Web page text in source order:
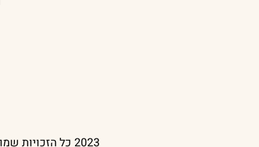
2023 כל הזכויות שמורות לארגון מנתחי ההתנהגות בישראל | עיצוב אתר Oish Studio | בניית אתר